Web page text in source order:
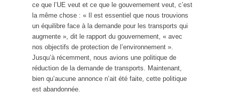
ce que l’UE veut et ce que le gouvernement veut, c’est
la même chose : « Il est essentiel que nous trouvions
un équilibre face à la demande pour les transports qui
augmente », dit le rapport du gouvernement, « avec
nos objectifs de protection de l’environnement ».
Jusqu’à récemment, nous avions une politique de
réduction de la demande de transports. Maintenant,
bien qu’aucune annonce n’ait été faite, cette politique
est abandonnée.